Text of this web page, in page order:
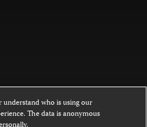
website is licensed under a
understand who is using our
The data is anonymous